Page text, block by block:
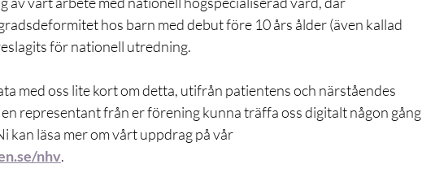
hos barn med debut före 10 års ålder (även kallad
för nationell utredning.
med oss lite kort om detta, utifrån patientens och närståendes
representant från er förening kunna träffa oss digitalt någon gång
kan läsa mer om vårt uppdrag på vår
nhv.